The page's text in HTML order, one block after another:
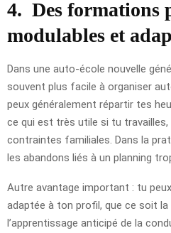
4. Des formations
modulables et
Dans une auto-école nouvelle
souvent plus facile à organiser
peux généralement répartir tes
ce qui est très utile si tu
contraintes familiales. Dans la
les abandons liés à un planning
Autre avantage important : tu
adaptée à ton profil, que ce soit
l’apprentissage anticipé de la